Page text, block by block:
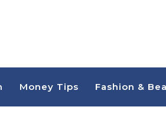
Money Tips Fashion &